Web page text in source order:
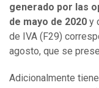
generado por las
de mayo de 2020 y
de IVA (F29)
agosto, que se
Adicionalmente